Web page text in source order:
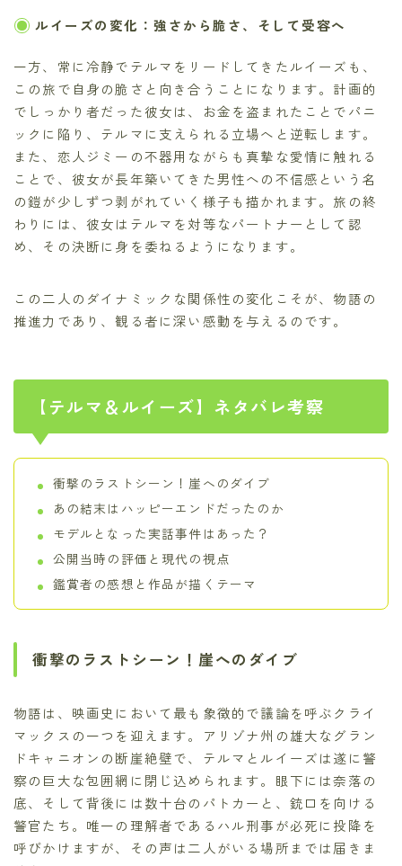
ルイーズの変化：強さから脆さ、そして受容へ
一方、常に冷静でテルマをリードしてきたルイーズも、
この旅で自身の脆さと向き合うことになります。計画的
でしっかり者だった彼女は、お金を盗まれたことでパニ
ックに陥り、テルマに支えられる立場へと逆転します。
また、恋人ジミーの不器用ながらも真摯な愛情に触れる
ことで、彼女が長年築いてきた男性への不信感という名
の鎧が少しずつ剥がれていく様子も描かれます。旅の終
わりには、彼女はテルマを対等なパートナーとして認
め、その決断に身を委ねるようになります。
この二人のダイナミックな関係性の変化こそが、物語の
推進力であり、観る者に深い感動を与えるのです。
【テルマ＆ルイーズ】ネタバレ考察
衝撃のラストシーン！崖へのダイブ
あの結末はハッピーエンドだったのか
モデルとなった実話事件はあった？
公開当時の評価と現代の視点
鑑賞者の感想と作品が描くテーマ
衝撃のラストシーン！崖へのダイブ
物語は、映画史において最も象徴的で議論を呼ぶクライ
マックスの一つを迎えます。アリゾナ州の雄大なグラン
ドキャニオンの断崖絶壁で、テルマとルイーズは遂に警
察の巨大な包囲網に閉じ込められます。眼下には奈落の
底、そして背後には数十台のパトカーと、銃口を向ける
警官たち。唯一の理解者であるハル刑事が必死に投降を
呼びかけますが、その声は二人がいる場所までは届きま